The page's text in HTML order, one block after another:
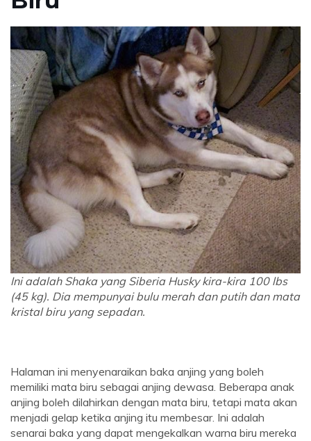
Ini adalah Shaka yang Siberia Husky kira-kira 100 lbs
(45 kg). Dia mempunyai bulu merah dan putih dan mata
kristal biru yang sepadan.
Halaman ini menyenaraikan baka anjing yang boleh
memiliki mata biru sebagai anjing dewasa. Beberapa anak
anjing boleh dilahirkan dengan mata biru, tetapi mata akan
menjadi gelap ketika anjing itu membesar. Ini adalah
senarai baka yang dapat mengekalkan warna biru mereka